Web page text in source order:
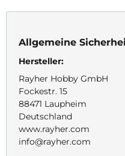
Allgemeine
Hersteller:
Rayher Hobby GmbH
Fockestr. 15
88471 Laupheim
Deutschland
www.rayher.com
info@rayher.com